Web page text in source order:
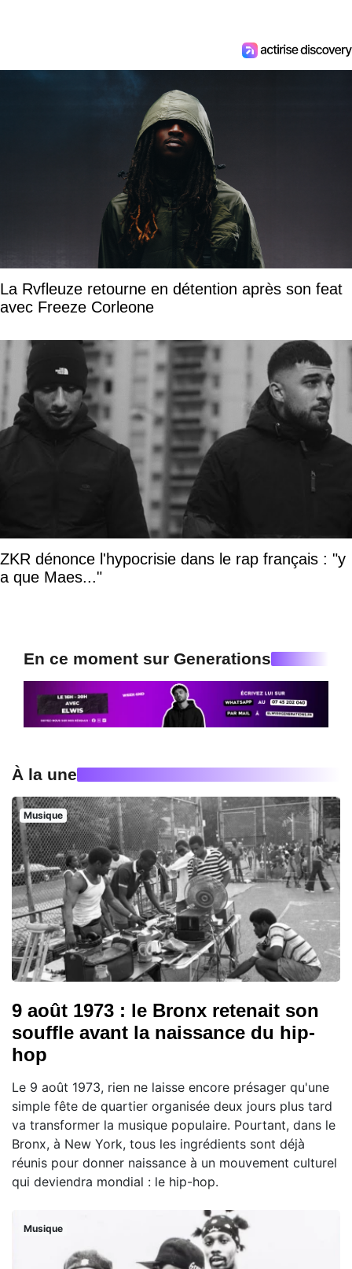
La Rvfleuze retourne en détention après son feat
avec Freeze Corleone
ZKR dénonce l'hypocrisie dans le rap français : "y
a que Maes..."
En ce moment sur Generations
À la une
Musique
9 août 1973 : le Bronx retenait son
souffle avant la naissance du hip-
hop
Le 9 août 1973, rien ne laisse encore présager qu'une
simple fête de quartier organisée deux jours plus tard
va transformer la musique populaire. Pourtant, dans le
Bronx, à New York, tous les ingrédients sont déjà
réunis pour donner naissance à un mouvement culturel
qui deviendra mondial : le hip-hop.
Musique